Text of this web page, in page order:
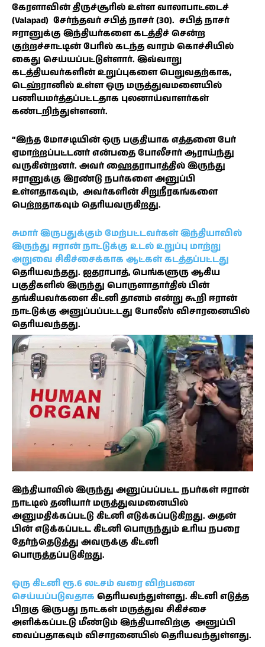
கேரளாவின் திருச்சூரில் உள்ள வாலாபாட்டைச்
(Valapad) சேர்ந்தவர் சபித் நாசர் (30). சபித் நாசர்
ஈரானுக்கு இந்தியர்களை கடத்திச் சென்ற
குற்றச்சாட்டின் பேரில் கடந்த வாரம் கொச்சியில்
கைது செய்யப்பட்டுள்ளார். இவ்வாறு
கடத்தியவர்களின் உறுப்புகளை பெறுவதற்காக,
டெஹ்ரானில் உள்ள ஒரு மருத்துவமனையில்
பணியமர்த்தப்பட்டதாக புலனாய்வாளர்கள்
கண்டறிந்துள்ளனர்.
“இந்த மோசடியின் ஒரு பகுதியாக எத்தனை பேர்
ஏமாற்றப்பட்டனர் என்பதை போலீசார் ஆராய்ந்து
வருகின்றனர். அவர் ஹைதராபாத்தில் இருந்து
ஈரானுக்கு இரண்டு நபர்களை அனுப்பி
உள்ளதாகவும், அவர்களின் சிறுநீரகங்களை
பெற்றதாகவும் தெரியவருகிறது.
சுமார் இருபதுக்கும் மேற்பட்டவர்கள் இந்தியாவில்
இருந்து ஈரான் நாட்டுக்கு உடல் உறுப்பு மாற்று
அறுவை சிகிச்சைக்காக ஆட்கள் கடத்தப்பட்டது
தெரியவந்தது. ஐதராபாத், பெங்களுரு ஆகிய
பகுதிகளில் இருந்து பொருளாதார்தில் பின்
தங்கியவர்களை கிட்னி தானம் என்று கூறி ஈரான்
நாட்டுக்கு அனுப்பப்பட்டது போலீஸ் விசாரனையில்
தெரியவந்தது.
இந்தியாவில் இருந்து அனுப்பப்பட்ட நபர்கள் ஈரான்
நாட்டில் தனியார் மருத்துவமனையில்
அனுமதிக்கப்பட்டு கிட்னி எடுக்கப்படுகிறது. அதன்
பின் எடுக்கப்பட்ட கிட்னி பொருந்தும் உரிய நபரை
தேர்ந்தெடுத்து அவருக்கு கிட்னி
பொருத்தப்படுகிறது.
ஒரு கிட்னி ரூ.6 லட்சம் வரை விற்பனை
செய்யப்படுவதாக தெரியவந்துள்ளது. கிட்னி எடுத்த
பிறகு இருபது நாட்கள் மருத்துவ சிகிச்சை
அளிக்கப்பட்டு மீண்டும் இந்தியாவிற்கு அனுப்பி
வைப்பதாகவும் விசாரனையில் தெரியவந்துள்ளது.